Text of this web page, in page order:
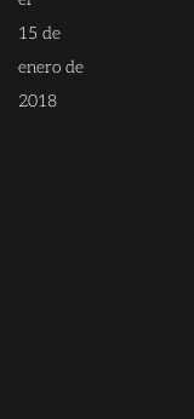
15 de
enero de
2018